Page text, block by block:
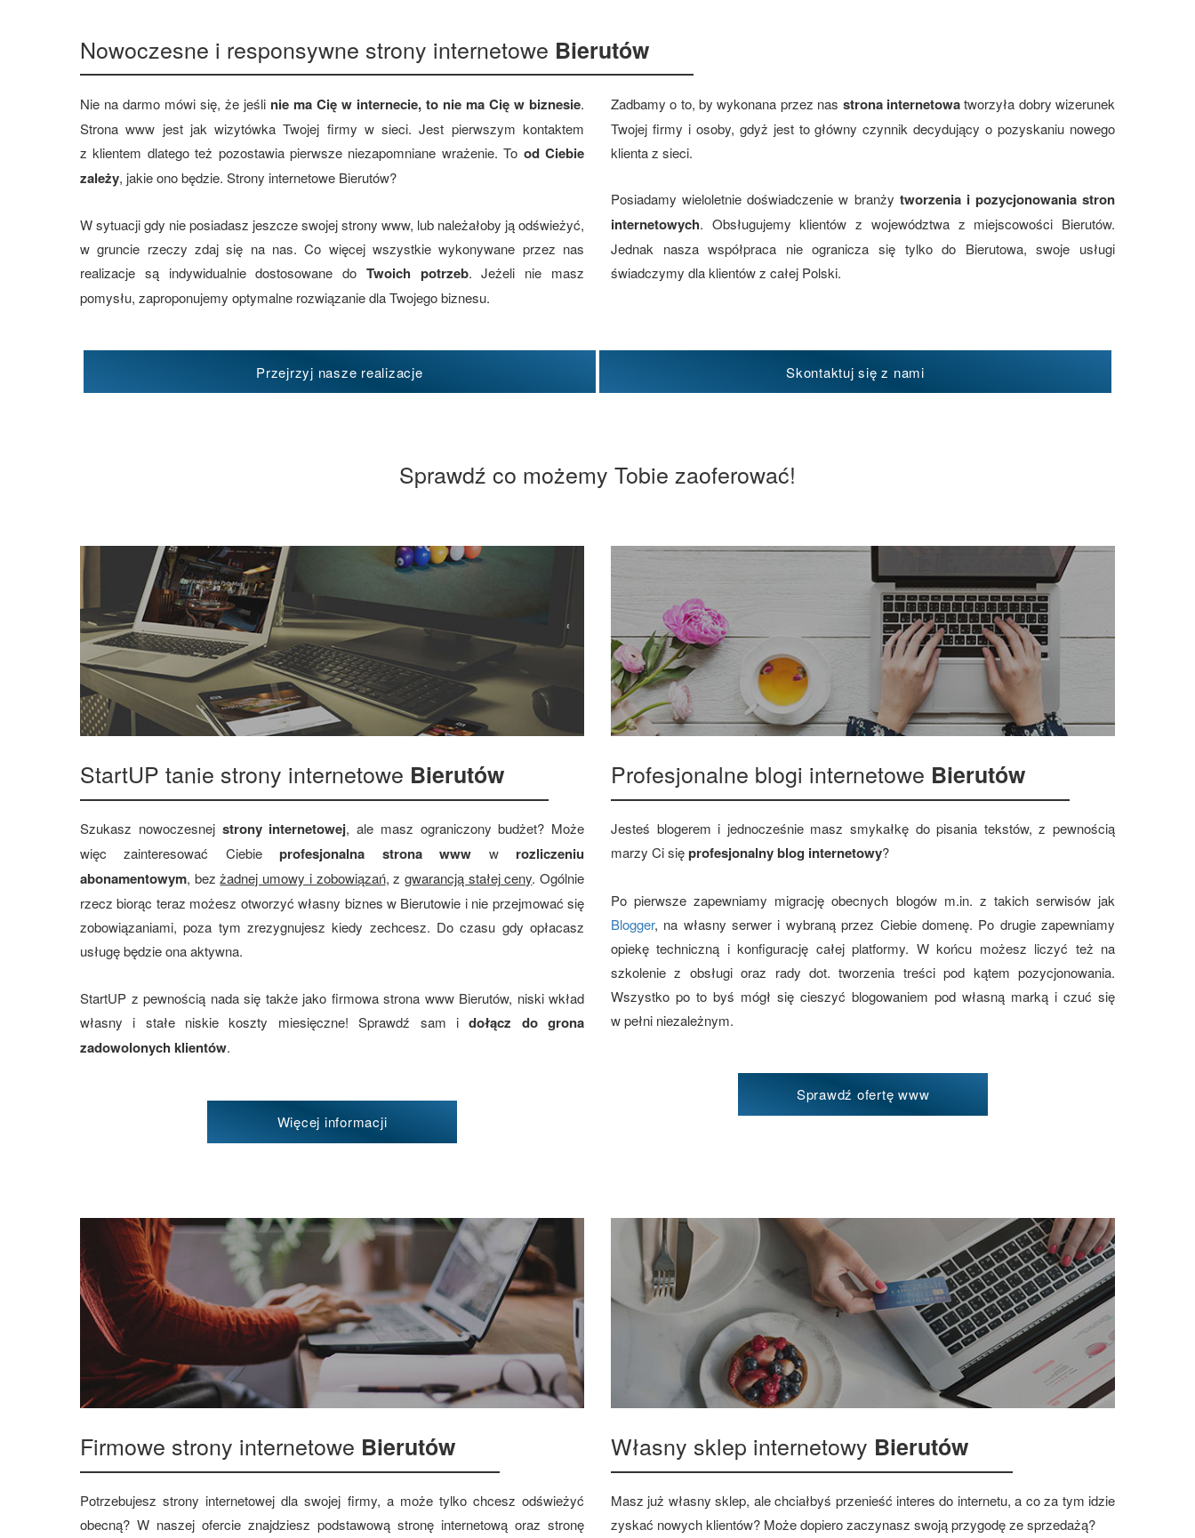
Nowoczesne i responsywne strony internetowe Bierutów
Nie na darmo mówi się, że jeśli nie ma Cię w internecie, to nie ma Cię w biznesie.
Strona www jest jak wizytówka Twojej firmy w sieci. Jest pierwszym kontaktem
z klientem dlatego też pozostawia pierwsze niezapomniane wrażenie. To od Ciebie
zależy, jakie ono będzie. Strony internetowe Bierutów?
W sytuacji gdy nie posiadasz jeszcze swojej strony www, lub należałoby ją odświeżyć,
w gruncie rzeczy zdaj się na nas. Co więcej wszystkie wykonywane przez nas
realizacje są indywidualnie dostosowane do Twoich potrzeb. Jeżeli nie masz
pomysłu, zaproponujemy optymalne rozwiązanie dla Twojego biznesu.
Zadbamy o to, by wykonana przez nas strona internetowatworzyła dobry wizerunek
Twojej firmy i osoby, gdyż jest to główny czynnik decydujący o pozyskaniu nowego
klienta z sieci.
Posiadamy wieloletnie doświadczenie w branży tworzenia i pozycjonowania stron
internetowych. Obsługujemy klientów z województwa z miejscowości Bierutów.
Jednak nasza współpraca nie ogranicza się tylko do Bierutowa, swoje usługi
świadczymy dla klientów z całej Polski.
Przejrzyj nasze realizacje Skontaktuj się z nami
Sprawdź co możemy Tobie zaoferować!
StartUP tanie strony internetowe Bierutów
Szukasz nowoczesnej strony internetowej, ale masz ograniczony budżet? Może
więc zainteresować Ciebieprofesjonalna strona www w rozliczeniu
abonamentowym, bezżadnej umowy i zobowiązań, z gwarancją stałej ceny. Ogólnie
rzecz biorąc teraz możesz otworzyć własny biznes w Bierutowie i nie przejmować się
zobowiązaniami, poza tym zrezygnujesz kiedy zechcesz. Do czasu gdy opłacasz
usługę będzie ona aktywna.
StartUP z pewnością nada się także jako firmowa strona www Bierutów, niski wkład
własny i stałe niskie koszty miesięczne! Sprawdź sam idołącz do grona
zadowolonych klientów.
Więcej informacji
Profesjonalne blogi internetowe Bierutów
Jesteś blogerem i jednocześnie masz smykałkę do pisania tekstów, z pewnością
marzy Ci sięprofesjonalny blog internetowy?
Po pierwsze zapewniamy migrację obecnych blogów m.in. z takich serwisów jak
Blogger, na własny serwer i wybraną przez Ciebie domenę. Po drugie zapewniamy
opiekę techniczną i konfigurację całej platformy. W końcu możesz liczyć też na
szkolenie z obsługi oraz rady dot. tworzenia treści pod kątem pozycjonowania.
Wszystko po to byś mógł się cieszyć blogowaniem pod własną marką i czuć się
w pełni niezależnym.
Sprawdź ofertę www
Firmowe strony internetowe Bierutów
Potrzebujesz strony internetowej dla swojej firmy, a może tylko chcesz odświeżyć
obecną? W naszej ofercie znajdziesz podstawową stronę internetową oraz stronę
Własny sklep internetowy Bierutów
Masz już własny sklep, ale chciałbyś przenieść interes do internetu, a co za tym idzie
zyskać nowych klientów? Może dopiero zaczynasz swoją przygodę ze sprzedażą?